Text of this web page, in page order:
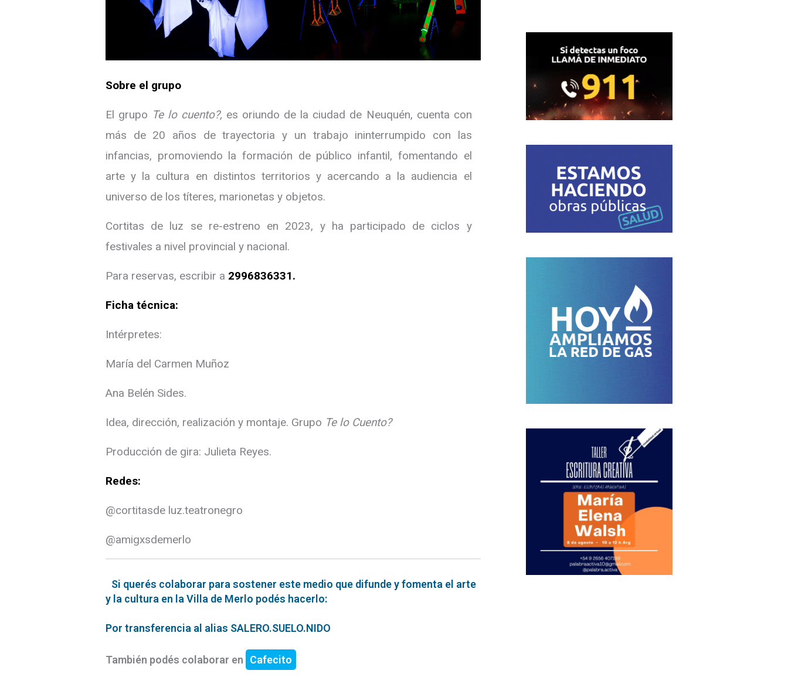
Sobre el grupo
El grupo Te lo cuento?, es oriundo de la ciudad de Neuquén, cuenta con
más de 20 años de trayectoria y un trabajo ininterrumpido con las
infancias, promoviendo la formación de público infantil, fomentando el
arte y la cultura en distintos territorios y acercando a la audiencia el
universo de los títeres, marionetas y objetos.
Cortitas de luz se re-estreno en 2023, y ha participado de ciclos y
festivales a nivel provincial y nacional.
Para reservas, escribir a 2996836331.
Ficha técnica:
Intérpretes:
María del Carmen Muñoz
Ana Belén Sides.
Idea, dirección, realización y montaje. Grupo Te lo Cuento?
Producción de gira: Julieta Reyes.
Redes:
@cortitasde luz.teatronegro
@amigxsdemerlo
Si querés colaborar para sostener este medio que difunde y fomenta el arte
y la cultura en la Villa de Merlo podés hacerlo:
Por transferencia al alias SALERO.SUELO.NIDO
También podés colaborar en Cafecito